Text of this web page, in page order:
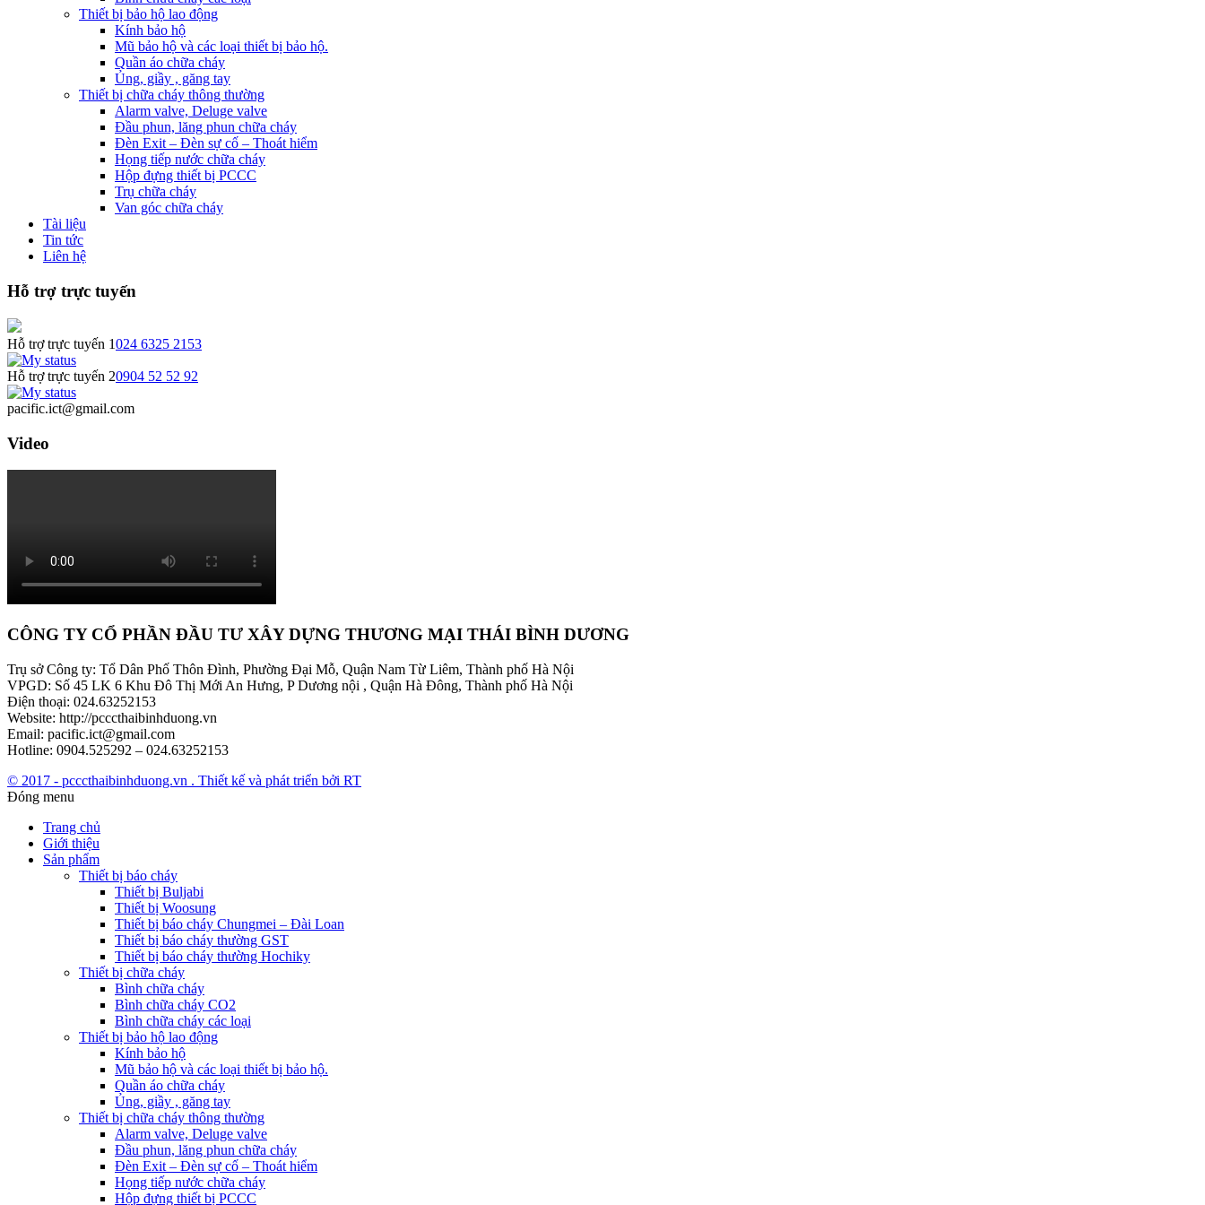
Thiết bị bảo hộ lao động
Kính bảo hộ
Mũ bảo hộ và các loại thiết bị bảo hộ.
Quần áo chữa cháy
Ủng, giầy , găng tay
Thiết bị chữa cháy thông thường
Alarm valve, Deluge valve
Đầu phun, lăng phun chữa cháy
Đèn Exit – Đèn sự cố – Thoát hiểm
Họng tiếp nước chữa cháy
Hộp đựng thiết bị PCCC
Trụ chữa cháy
Van góc chữa cháy
Tài liệu
Tin tức
Liên hệ
Hỗ trợ trực tuyến
Hỗ trợ trực tuyến 1024 6325 2153
Hỗ trợ trực tuyến 20904 52 52 92
pacific.ict@gmail.com
Video
CÔNG TY CỔ PHẦN ĐẦU TƯ XÂY DỰNG THƯƠNG MẠI THÁI BÌNH DƯƠNG
Trụ sở Công ty: Tổ Dân Phố Thôn Đình, Phường Đại Mỗ, Quận Nam Từ Liêm, Thành phố Hà Nội
VPGD: Số 45 LK 6 Khu Đô Thị Mới An Hưng, P Dương nội , Quận Hà Đông, Thành phố Hà Nội
Điện thoại: 024.63252153
Website: http://pcccthaibinhduong.vn
Email: pacific.ict@gmail.com
Hotline: 0904.525292 – 024.63252153
© 2017 - pcccthaibinhduong.vn . Thiết kế và phát triển bởi RT
Đóng menu
Trang chủ
Giới thiệu
Sản phẩm
Thiết bị báo cháy
Thiết bị Buljabi
Thiết bị Woosung
Thiết bị báo cháy Chungmei – Đài Loan
Thiết bị báo cháy thường GST
Thiết bị báo cháy thường Hochiky
Thiết bị chữa cháy
Bình chữa cháy
Bình chữa cháy CO2
Bình chữa cháy các loại
Thiết bị bảo hộ lao động
Kính bảo hộ
Mũ bảo hộ và các loại thiết bị bảo hộ.
Quần áo chữa cháy
Ủng, giầy , găng tay
Thiết bị chữa cháy thông thường
Alarm valve, Deluge valve
Đầu phun, lăng phun chữa cháy
Đèn Exit – Đèn sự cố – Thoát hiểm
Họng tiếp nước chữa cháy
Hộp đựng thiết bị PCCC